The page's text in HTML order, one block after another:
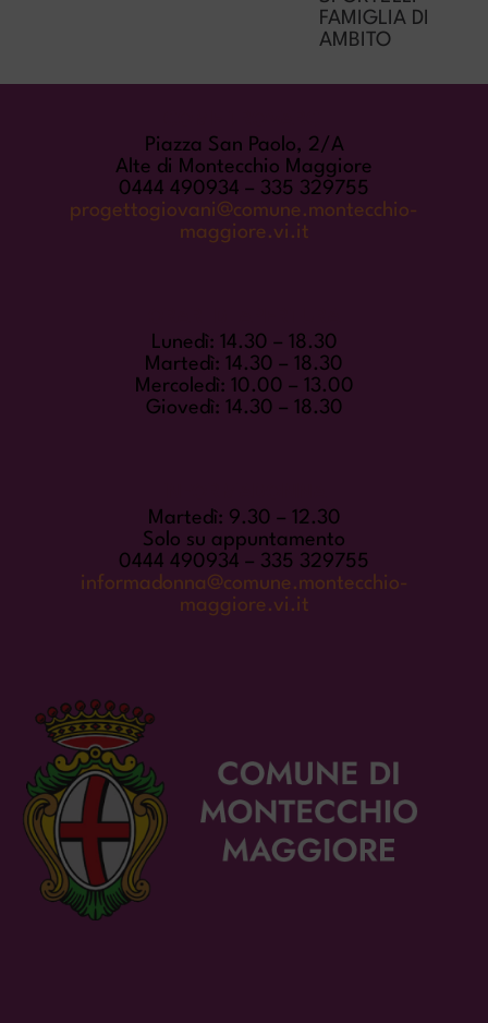
FAMIGLIA DI
AMBITO
Piazza San Paolo, 2/A
Alte di Montecchio Maggiore
0444 490934 – 335 329755
progettogiovani@comune.montecchio-
maggiore.vi.it
Lunedì: 14.30 – 18.30
Martedì: 14.30 – 18.30
Mercoledì: 10.00 – 13.00
Giovedì: 14.30 – 18.30
Martedì: 9.30 – 12.30
Solo su appuntamento
0444 490934 – 335 329755
informadonna@comune.montecchio-
maggiore.vi.it